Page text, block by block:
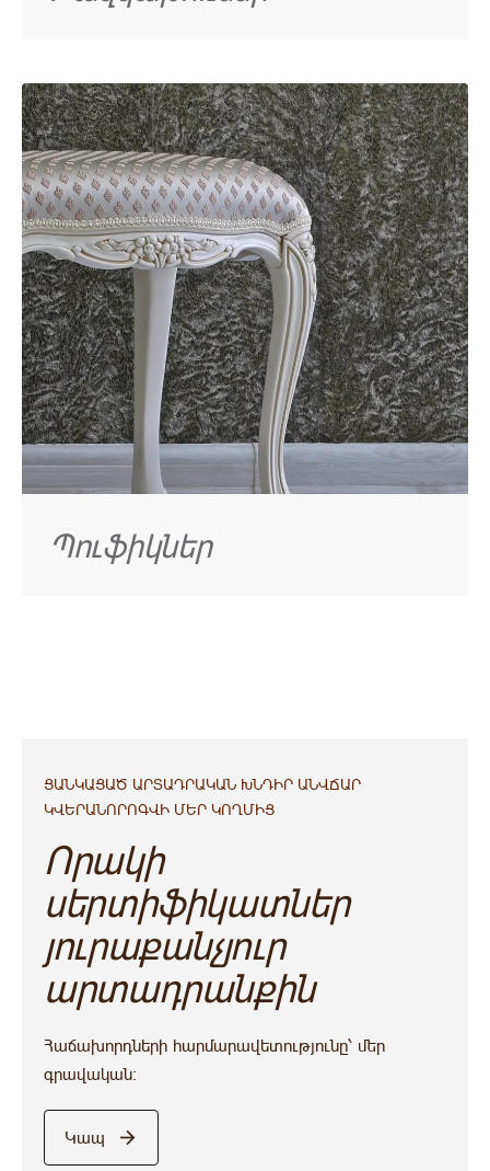
Պուֆիկներ
ՑԱՆԿԱՑԱԾ ԱՐՏԱԴՐԱԿԱՆ ԽՆԴԻՐ ԱՆՎՃԱՐ
ԿՎԵՐԱՆՈՐՈԳՎԻ ՄԵՐ ԿՈՂՄԻՑ
Որակի
սերտիֆիկատներ
յուրաքանչյուր
արտադրանքին
Հաճախորդների հարմարավետությունը՝ մեր
գրավական:
Կապ